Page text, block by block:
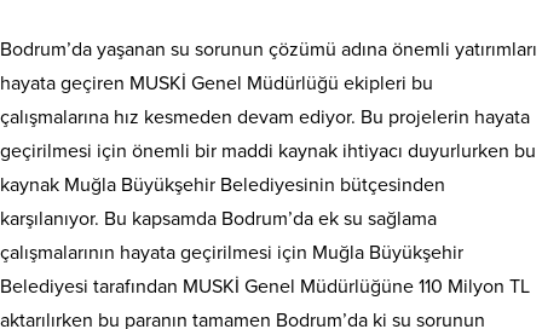
Bodrum’da yaşanan su sorunun çözümü adına önemli yatırımları
hayata geçiren MUSKİ Genel Müdürlüğü ekipleri bu
çalışmalarına hız kesmeden devam ediyor. Bu projelerin hayata
geçirilmesi için önemli bir maddi kaynak ihtiyacı duyurlurken bu
kaynak Muğla Büyükşehir Belediyesinin bütçesinden
karşılanıyor. Bu kapsamda Bodrum’da ek su sağlama
çalışmalarının hayata geçirilmesi için Muğla Büyükşehir
Belediyesi tarafından MUSKİ Genel Müdürlüğüne 110 Milyon TL
aktarılırken bu paranın tamamen Bodrum’da ki su sorunun